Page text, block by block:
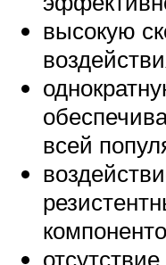
высокую
всей